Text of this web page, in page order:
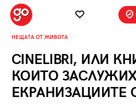
НЕЩАТА ОТ ЖИВОТА
CINELIBRI, ИЛИ
КОИТО
ЕКРАНИЗАЦИИТЕ